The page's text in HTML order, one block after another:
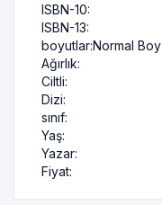
ISBN-10:
ISBN-13:
boyutlar:Normal Boy
Ağırlık:
Ciltli:
Dizi:
sınıf:
Yaş:
Yazar:
Fiyat: